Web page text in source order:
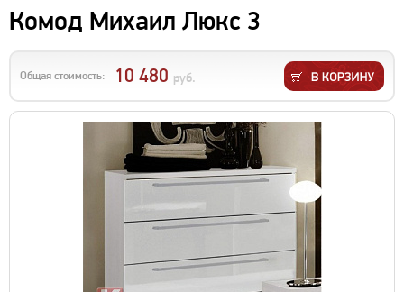
Комод Михаил Люкс 3
Общая стоимость: 10 480 руб.